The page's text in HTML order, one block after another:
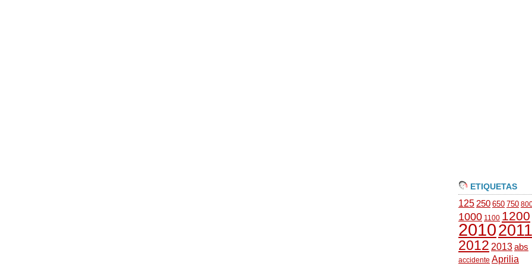
ETIQUETAS
125 250 650 750
1000 1100 1200
20102011
2012 2013abs
accidente Aprilia